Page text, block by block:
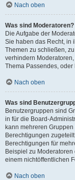
Nach oben
Was sind Moderatoren?
Die Aufgabe der
Sie haben das Recht, in
Themen zu schließen,
verhindern Moderatoren,
Thema Passendes,
Nach oben
Was sind
Benutzergruppen sind
in für die Board-
kann mehreren
Berechtigungen
Berechtigungen für
Beispiel zu
einem nichtöffentlichen
Nach oben